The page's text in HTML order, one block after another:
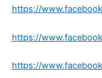
https://
https://
https://